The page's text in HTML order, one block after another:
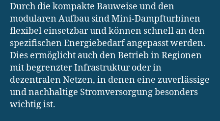
Durch die kompakte Bauweise und den
modularen Aufbau sind Mini-Dampfturbinen
flexibel einsetzbar und können schnell an den
spezifischen Energiebedarf angepasst werden.
Dies ermöglicht auch den Betrieb in Regionen
mit begrenzter Infrastruktur oder in
dezentralen Netzen, in denen eine zuverlässige
und nachhaltige Stromversorgung besonders
wichtig ist.